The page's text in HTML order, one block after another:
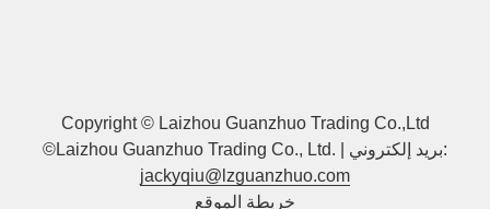
Copyright © Laizhou Guanzhuo Trading Co.,Ltd
©Laizhou Guanzhuo Trading Co., Ltd. | بريد إلكتروني:
jackyqiu@lzguanzhuo.com
خريطة الموقع